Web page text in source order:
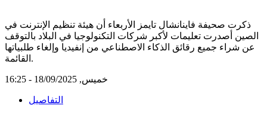
ذكرت صحيفة فاينانشال تايمز الأربعاء أن هيئة تنظيم الإنترنت في
الصين أصدرت تعليمات لأكبر شركات التكنولوجيا في البلاد بالتوقف
عن شراء جميع رقائق الذكاء الاصطناعي من إنفيديا وإلغاء طلبياتها
القائمة.
خميس, 18/09/2025 - 16:25
التفاصيل